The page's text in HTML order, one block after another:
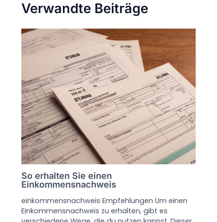
Verwandte Beiträge
So erhalten Sie einen
Einkommensnachweis
einkommensnachweis Empfehlungen Um einen
Einkommensnachweis zu erhalten, gibt es